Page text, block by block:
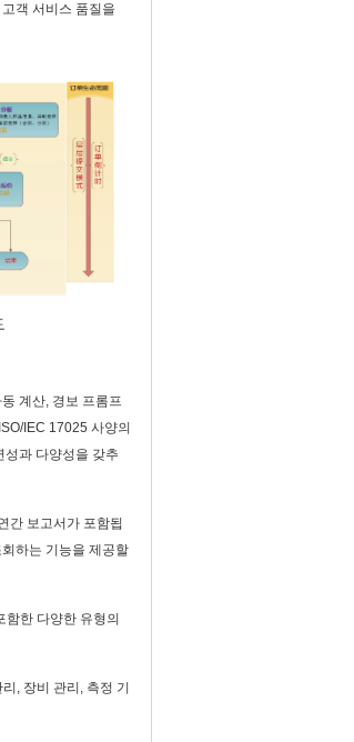
객 서비스 품질을
계산, 경보 프롬프
IEC 17025 사양의
성과 다양성을 갖추
간 보고서가 포함됩
하는 기능을 제공할
한 다양한 유형의
, 장비 관리, 측정 기